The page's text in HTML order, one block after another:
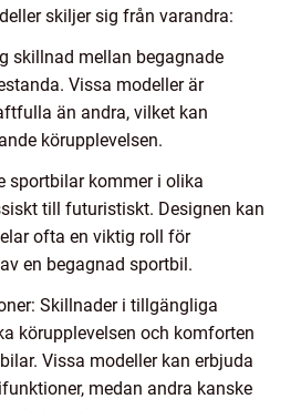
skiljer sig från varandra:
skillnad mellan begagnade
Vissa modeller är
än andra, vilket kan
körupplevelsen.
sportbilar kommer i olika
till futuristiskt. Designen kan
ofta en viktig roll för
en begagnad sportbil.
Skillnader i tillgängliga
körupplevelsen och komforten
Vissa modeller kan erbjuda
medan andra kanske